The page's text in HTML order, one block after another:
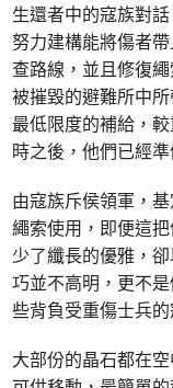
生還者中的寇族對
努力建構能將傷者
查路線，並且修復
被摧毀的避難所中
最低限度的補給，
時之後，他們已經
由寇族斥侯領軍，
繩索使用，即便這
少了纖長的優雅，
巧並不高明，更不
些背負受重傷士兵
大部份的晶石都在